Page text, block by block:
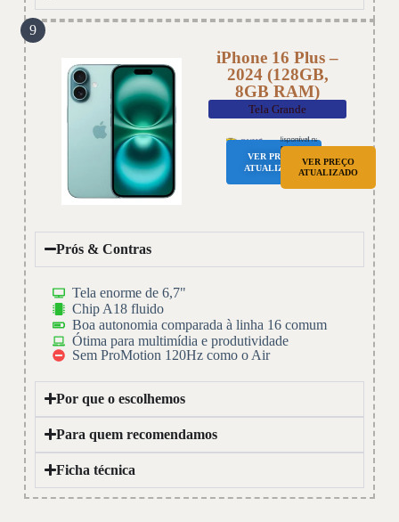
9
iPhone 16 Plus –
2024 (128GB,
8GB RAM)
Tela Grande
VER PREÇO
ATUALIZADO
VER PREÇO
ATUALIZADO
Prós & Contras
Tela enorme de 6,7"
Chip A18 fluido
Boa autonomia comparada à linha 16 comum
Ótima para multimídia e produtividade
Sem ProMotion 120Hz como o Air
Por que o escolhemos
Para quem recomendamos
Ficha técnica